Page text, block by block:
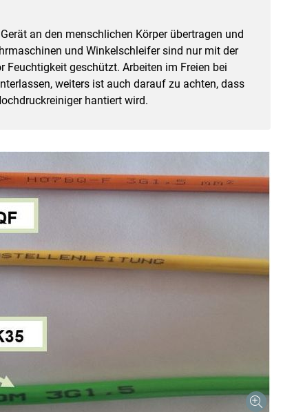
an den menschlichen Körper übertragen und
und Winkelschleifer sind nur mit der
geschützt. Arbeiten im Freien bei
weiters ist auch darauf zu achten, dass
hantiert wird.